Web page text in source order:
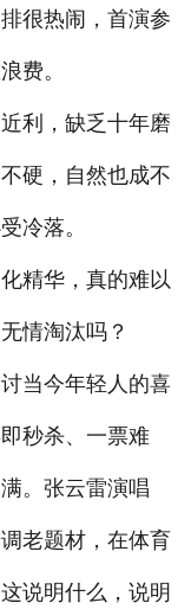
很热闹，首演参
费。
利，缺乏十年磨
硬，自然也成不
冷落。
精华，真的难以
情淘汰吗？
当今年轻人的喜
秒杀、一票难
。张云雷演唱
老题材，在体育
说明什么，说明